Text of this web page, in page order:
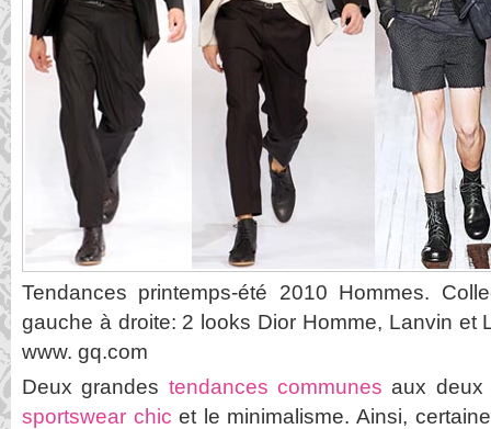
Tendances printemps-été 2010 Hommes.
gauche à droite: 2 looks Dior Homme, Lanvin et
www. gq.com
Deux grandes tendances communesaux
sportswear chic et le minimalisme. Ainsi,